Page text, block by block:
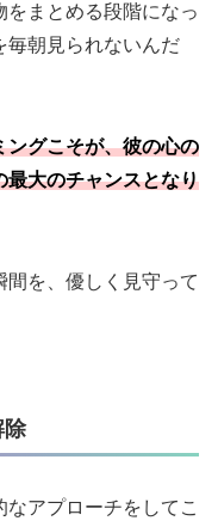
まとめる段階になっ
毎朝見られないんだ
ングこそが、彼の心の
最大のチャンスとなり
を、優しく見守って
除
アプローチをしてこ